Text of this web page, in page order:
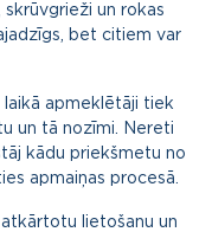
un rokas
bet citiem var
apmeklētāji tiek
un tā nozīmi. Nereti
kādu priekšmetu no
apmaiņas procesā.
lietošanu un